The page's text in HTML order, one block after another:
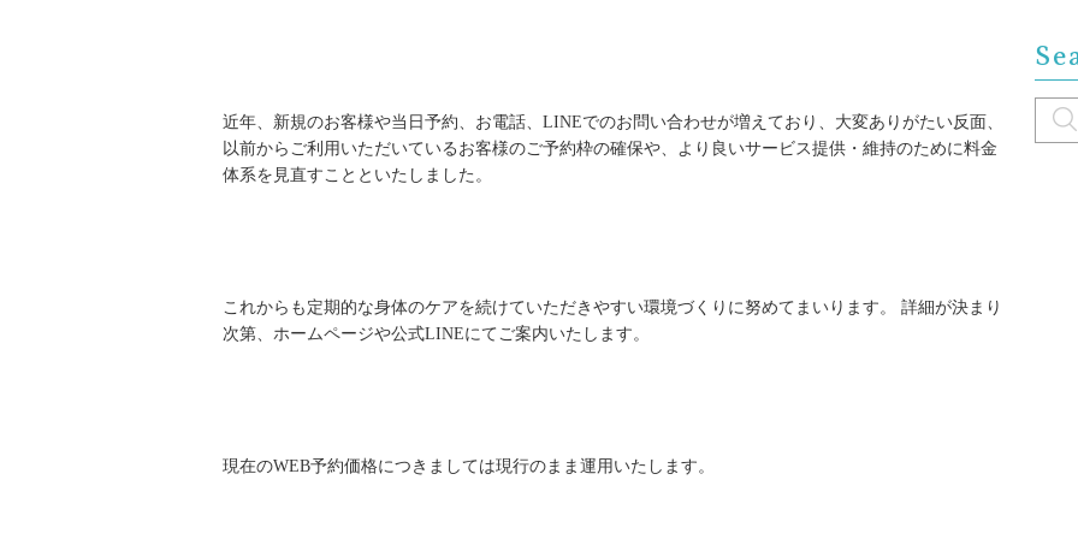
近年、新規のお客様や当日予約、お電話、LINEでのお問い合わせが増えており、大変ありがたい反面、
以前からご利用いただいているお客様のご予約枠の確保や、より良いサービス提供・維持のために料金
体系を見直すことといたしました。
これからも定期的な身体のケアを続けていただきやすい環境づくりに努めてまいります。 詳細が決まり
次第、ホームページや公式LINEにてご案内いたします。
現在のWEB予約価格につきましては現行のまま運用いたします。